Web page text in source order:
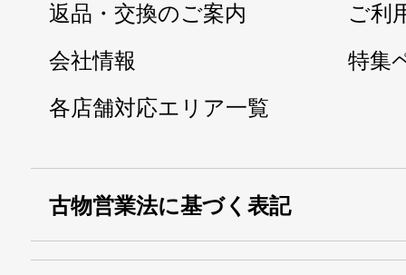
返品・交換のご案内
ご利
会社情報
特集
各店舗対応エリア一覧
古物営業法に基づく表記